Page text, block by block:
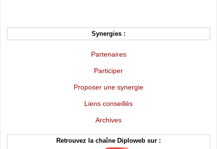
Synergies :
Partenaires
Participer
Proposer une synergie
Liens conseillés
Archives
Retrouvez la chaîne Diploweb sur :